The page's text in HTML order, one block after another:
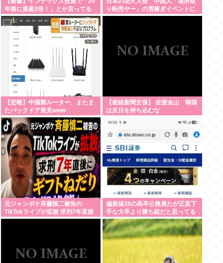
年後に資産2倍！」とか言ってる
奴www
り転売ヤー」の荒稼ぎイベントに
なってしまう
【悲報】中国製ルーター、またま
たバックドア発見www
【産経新聞主張】 佐渡金山 韓国
は反日を持ち込むな
元ジャンポケ斉藤慎二被告の
TikTokライブが拡散 求刑7年直後
にうつろな目で高額ギフトねだり
偏差値38の高卒公務員たが正直下
手な大卒より勝ち組だと思ってる